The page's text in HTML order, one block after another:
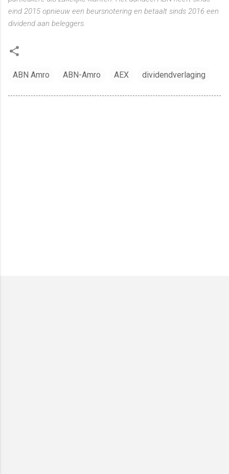
eind 2015 opnieuw een beursnotering en betaalt sinds 2016 een
dividend aan beleggers.
ABN Amro ABN-Amro AEX dividendverlaging